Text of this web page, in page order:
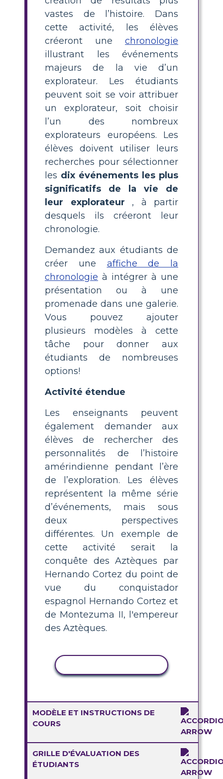
vastes de l’histoire. Dans
cette activité, les élèves
créeront une chronologie
illustrant les événements
majeurs de la vie d’un
explorateur. Les étudiants
peuvent soit se voir attribuer
un explorateur, soit choisir
l’un des nombreux
explorateurs européens. Les
élèves doivent utiliser leurs
recherches pour sélectionner
les dix événements les plus
significatifs de la vie de
leur explorateur , à partir
desquels ils créeront leur
chronologie.
Demandez aux étudiants de
créer une affiche de la
chronologie à intégrer à une
présentation ou à une
promenade dans une galerie.
Vous pouvez ajouter
plusieurs modèles à cette
tâche pour donner aux
étudiants de nombreuses
options!
Activité étendue
Les enseignants peuvent
également demander aux
élèves de rechercher des
personnalités de l’histoire
amérindienne pendant l’ère
de l’exploration. Les élèves
représentent la même série
d’événements, mais sous
deux perspectives
différentes. Un exemple de
cette activité serait la
conquête des Aztèques par
Hernando Cortez du point de
vue du conquistador
espagnol Hernando Cortez et
de Montezuma II, l'empereur
des Aztèques.
MODÈLE ET INSTRUCTIONS DE
COURS
GRILLE D'ÉVALUATION DES
ÉTUDIANTS